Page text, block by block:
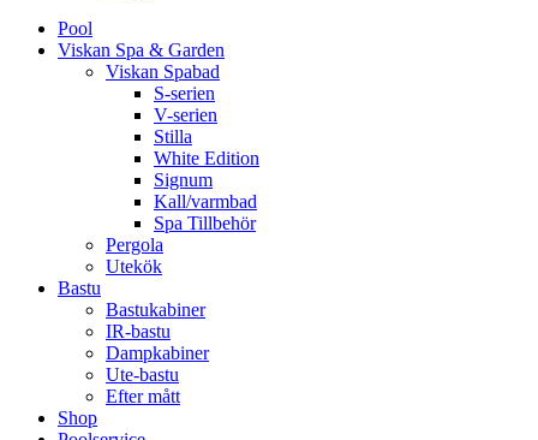
Pool
Viskan Spa & Garden
Viskan Spabad
S-serien
V-serien
Stilla
White Edition
Signum
Kall/varmbad
Spa Tillbehör
Pergola
Utekök
Bastu
Bastukabiner
IR-bastu
Dampkabiner
Ute-bastu
Efter mått
Shop